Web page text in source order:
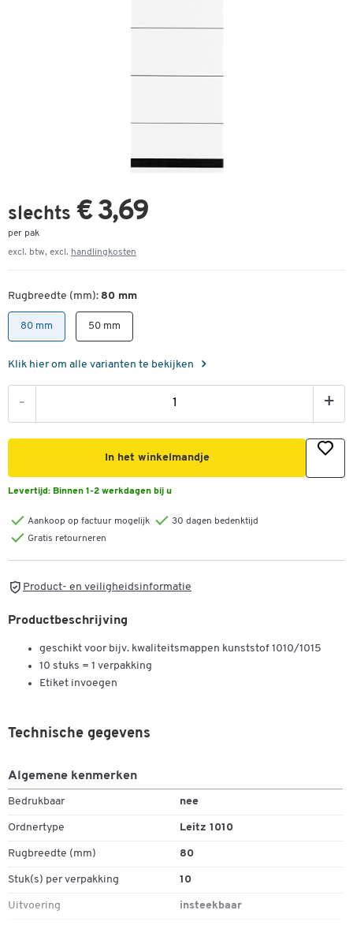
slechts € 3,69
per pak
excl. btw, excl. handlingkosten
Rugbreedte (mm): 80 mm
80 mm 50 mm
Klik hier om alle varianten te bekijken
- +
In het winkelmandje
Levertijd: Binnen 1-2 werkdagen bij u
Aankoop op factuur mogelijk
30 dagen bedenktijd
Gratis retourneren
Product- en veiligheidsinformatie
Productbeschrijving
geschikt voor bijv. kwaliteitsmappen kunststof 1010/1015
10 stuks = 1 verpakking
Etiket invoegen
Technische gegevens
Algemene kenmerken
Bedrukbaar nee
Ordnertype Leitz 1010
Rugbreedte (mm) 80
Stuk(s) per verpakking 10
Uitvoering insteekbaar